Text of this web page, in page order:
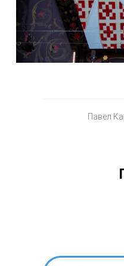
Павел